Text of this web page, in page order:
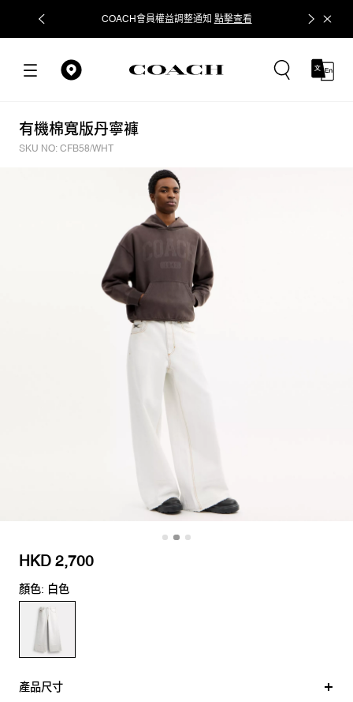
COACH會員權益調整通知 點擊查看 立即追蹤
有機棉寬版丹寧褲
SKU NO: CFB58/WHT
HKD 2,700
顏色: 白色
產品尺寸